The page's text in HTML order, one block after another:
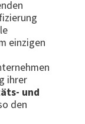
einzigen
ihrer
und
den